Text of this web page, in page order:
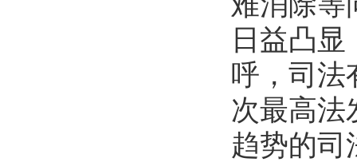
日益凸
呼，司法
次最高法
趋势的司